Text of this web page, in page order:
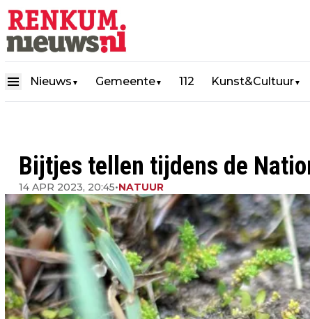
Nieuws ▼ Gemeente▼ 112 Kunst&Cultuur▼
Bijtjes tellen tijdens de
14 APR 2023, 20:45•NATUUR